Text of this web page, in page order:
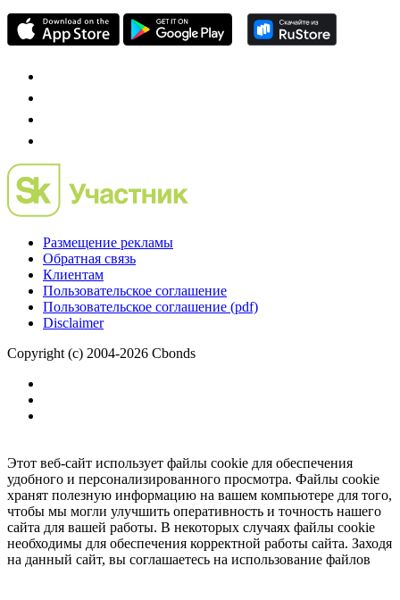
Размещение рекламы
Обратная связь
Клиентам
Пользовательское соглашение
Пользовательское соглашение (pdf)
Disclaimer
Copyright (c) 2004-2026 Cbonds
Этот веб-сайт использует файлы cookie для обеспечения
удобного и персонализированного просмотра. Файлы cookie
хранят полезную информацию на вашем компьютере для того,
чтобы мы могли улучшить оперативность и точность нашего
сайта для вашей работы. В некоторых случаях файлы cookie
необходимы для обеспечения корректной работы сайта. Заходя
на данный сайт, вы соглашаетесь на использование файлов